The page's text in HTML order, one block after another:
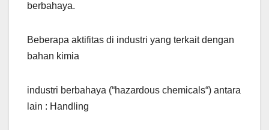
berbahaya.
Beberapa aktifitas di industri yang terkait dengan
bahan kimia
industri berbahaya (“hazardous chemicals“) antara
lain : Handling